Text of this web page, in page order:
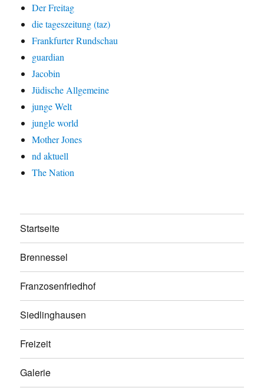
Der Freitag
die tageszeitung (taz)
Frankfurter Rundschau
guardian
Jacobin
Jüdische Allgemeine
junge Welt
jungle world
Mother Jones
nd aktuell
The Nation
Startseite
Brennessel
Franzosenfriedhof
Siedlinghausen
Freizeit
Galerie